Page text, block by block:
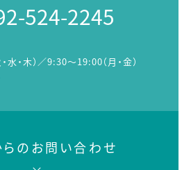
524-2245
水・木）／9:30～19:00（月・金）
のお問い合わせ